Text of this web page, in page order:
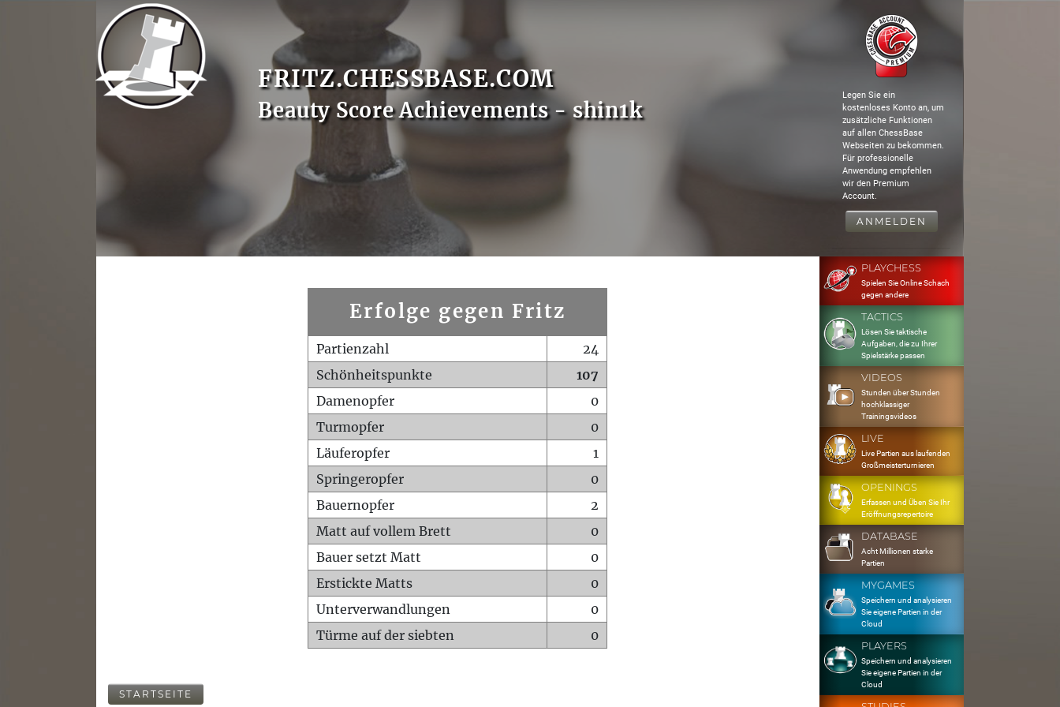
FRITZ.CHESSBASE.COM
Beauty Score Achievements - shin1k
Legen Sie ein
kostenloses Konto an, um
zusätzliche Funktionen
auf allen ChessBase
Webseiten zu bekommen.
Für professionelle
Anwendung empfehlen
wir den Premium
Account.
ANMELDEN
Erfolge gegen Fritz
Partienzahl
24
Schönheitspunkte
107
Damenopfer
0
Turmopfer
0
Läuferopfer
1
Springeropfer
0
Bauernopfer
2
Matt auf vollem Brett
0
Bauer setzt Matt
0
Erstickte Matts
0
Unterverwandlungen
0
Türme auf der siebten
0
STARTSEITE
PLAYCHESS
Spielen Sie Online Schach
gegen andere
TACTICS
Lösen Sie taktische
Aufgaben, die zu Ihrer
Spielstärke passen
VIDEOS
Stunden über Stunden
hochklassiger
Trainingsvideos
LIVE
Live Partien aus laufenden
Großmeisterturnieren
OPENINGS
Erfassen und Üben Sie Ihr
Eröffnungsrepertoire
DATABASE
Acht Millionen starke
Partien
MYGAMES
Speichern und analysieren
Sie eigene Partien in der
Cloud
PLAYERS
Speichern und analysieren
Sie eigene Partien in der
Cloud